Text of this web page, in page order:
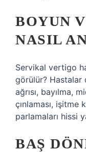
BOYUN
NASIL
Servikal vertigo
görülür? Hastalar
ağrısı, bayılma,
çınlaması, işitme
parlamaları hissi
BAŞ